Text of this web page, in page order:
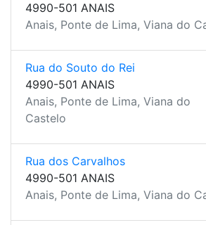
4990-501 ANAIS
Anais, Ponte de Lima, Viana do
Rua do Souto do Rei
4990-501 ANAIS
Anais, Ponte de Lima, Viana do
Castelo
Rua dos Carvalhos
4990-501 ANAIS
Anais, Ponte de Lima, Viana do